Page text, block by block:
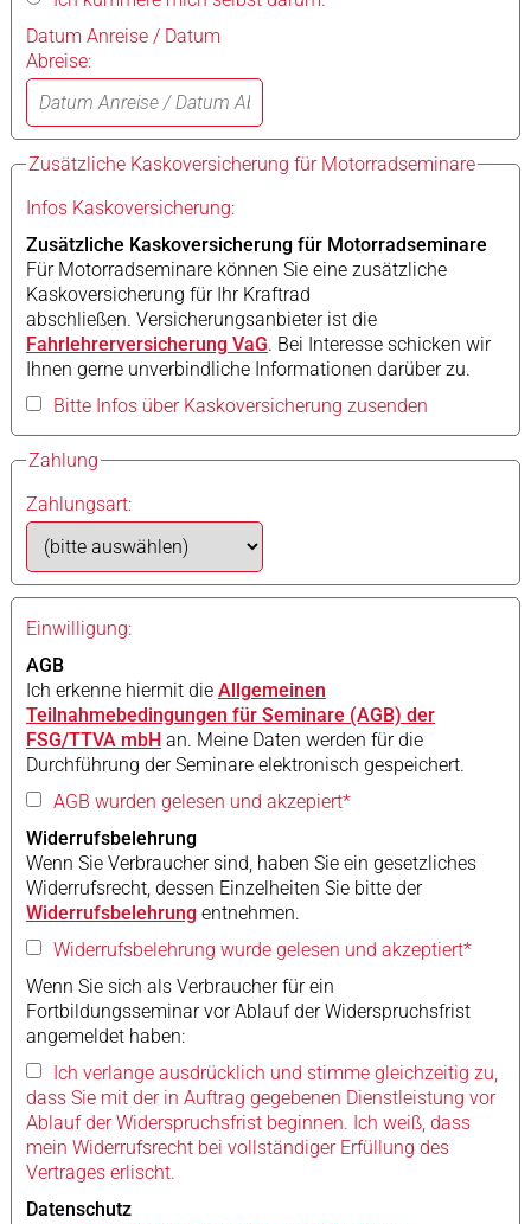
Datum Anreise / Datum
Abreise:
Zusätzliche Kaskoversicherung für Motorradseminare
Infos Kaskoversicherung:
Zusätzliche Kaskoversicherung für Motorradseminare
Für Motorradseminare können Sie eine zusätzliche
Kaskoversicherung für Ihr Kraftrad
abschließen. Versicherungsanbieter ist die
Fahrlehrerversicherung VaG. Bei Interesse schicken wir
Ihnen gerne unverbindliche Informationen darüber zu.
Bitte Infos über Kaskoversicherung zusenden
Zahlung
Zahlungsart:
Einwilligung:
AGB
Ich erkenne hiermit die Allgemeinen
Teilnahmebedingungen für Seminare (AGB) der
FSG/TTVA mbH an. Meine Daten werden für die
Durchführung der Seminare elektronisch gespeichert.
AGB wurden gelesen und akzepiert*
Widerrufsbelehrung
Wenn Sie Verbraucher sind, haben Sie ein gesetzliches
Widerrufsrecht, dessen Einzelheiten Sie bitte der
Widerrufsbelehrung entnehmen.
Widerrufsbelehrung wurde gelesen und akzeptiert*
Wenn Sie sich als Verbraucher für ein
Fortbildungsseminar vor Ablauf der Widerspruchsfrist
angemeldet haben:
Ich verlange ausdrücklich und stimme gleichzeitig zu,
dass Sie mit der in Auftrag gegebenen Dienstleistung vor
Ablauf der Widerspruchsfrist beginnen. Ich weiß, dass
mein Widerrufsrecht bei vollständiger Erfüllung des
Vertrages erlischt.
Datenschutz